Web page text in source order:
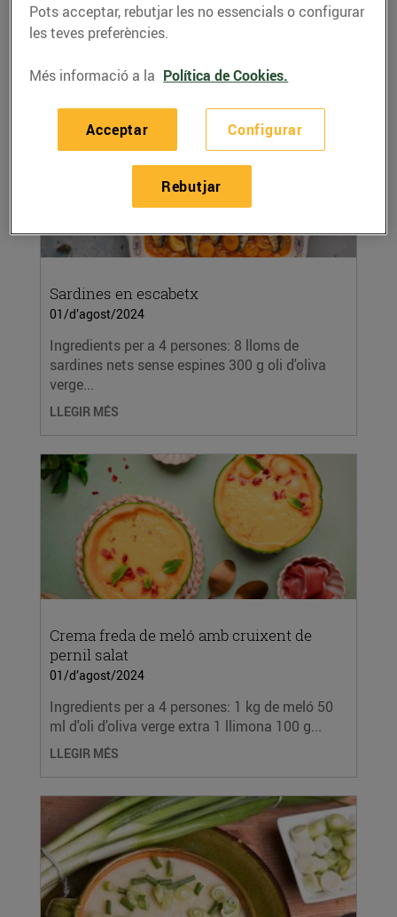
Ingredients per a 4 persones: 200 g de brots
variats 3 prunes vermelles 100 g de formatge...
LLEGIR MÉS
Sardines en escabetx
01/d’agost/2024
Ingredients per a 4 persones: 8 lloms de
sardines nets sense espines 300 g oli d'oliva
verge...
LLEGIR MÉS
Crema freda de meló amb cruixent de
pernil salat
01/d’agost/2024
Ingredients per a 4 persones: 1 kg de meló 50
ml d'oli d'oliva verge extra 1 llimona 100 g...
LLEGIR MÉS
Pots acceptar, rebutjar les no essencials o configurar
les teves preferències.
Més informació a la Política de Cookies.
Configurar
Rebutjar
Acceptar